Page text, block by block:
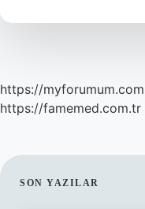
https://myforumum.com
https://famemed.com.tr
SIDEBAR
SON YAZILAR